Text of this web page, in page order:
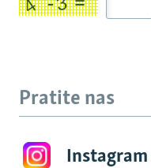
Pratite nas
Instagram